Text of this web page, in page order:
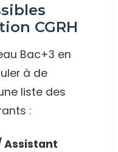
CGRH
Bac+3 en
à de
liste des
:
Assistant